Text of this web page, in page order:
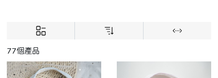
77個產品